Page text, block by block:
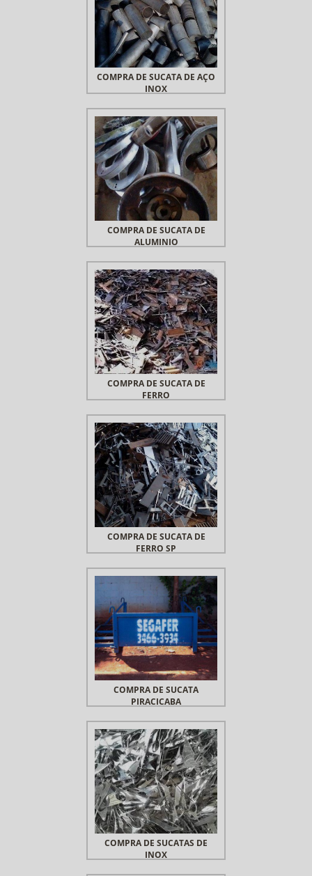
COMPRA DE SUCATA DE AÇO
INOX
COMPRA DE SUCATA DE
ALUMINIO
COMPRA DE SUCATA DE
FERRO
COMPRA DE SUCATA DE
FERRO SP
COMPRA DE SUCATA
PIRACICABA
COMPRA DE SUCATAS DE
INOX